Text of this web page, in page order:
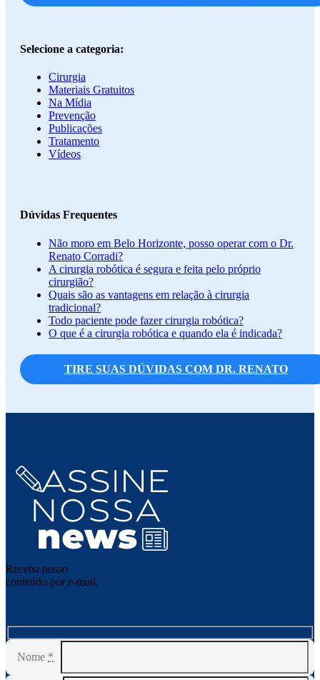
Selecione a categoria:
Cirurgia
Materiais Gratuitos
Na Mídia
Prevenção
Publicações
Tratamento
Vídeos
Dúvidas Frequentes
Não moro em Belo Horizonte, posso operar com o Dr.
Renato Corradi?
A cirurgia robótica é segura e feita pelo próprio
cirurgião?
Quais são as vantagens em relação à cirurgia
tradicional?
Todo paciente pode fazer cirurgia robótica?
O que é a cirurgia robótica e quando ela é indicada?
TIRE SUAS DÚVIDAS COM DR. RENATO
Receba nosso
conteúdo por e-mail.
Nome *